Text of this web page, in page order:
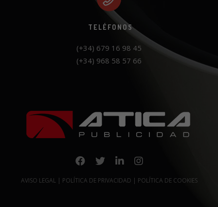
TELÉFONOS
(+34) 968 58 57 66
AVISO LEGAL | POLÍTICA DE PRIVACIDAD | POLÍTICA DE COOKIES